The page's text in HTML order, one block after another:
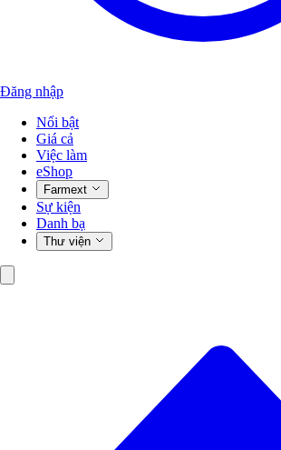
Đăng nhập
Nổi bật
Giá cả
Việc làm
eShop
Farmext
Sự kiện
Danh bạ
Thư viện